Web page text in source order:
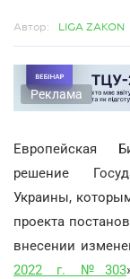
Автор: LIGA ZAKON
Реклама
Европейская
решение
Украины,
проекта
внесении
2022 г. №303